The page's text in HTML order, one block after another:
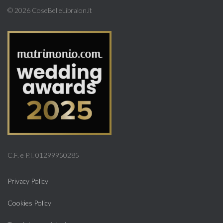
© 2026 CoseBelleLibralon.it
C.F. e P.I. 01299950285
Privacy Policy
Cookies Policy